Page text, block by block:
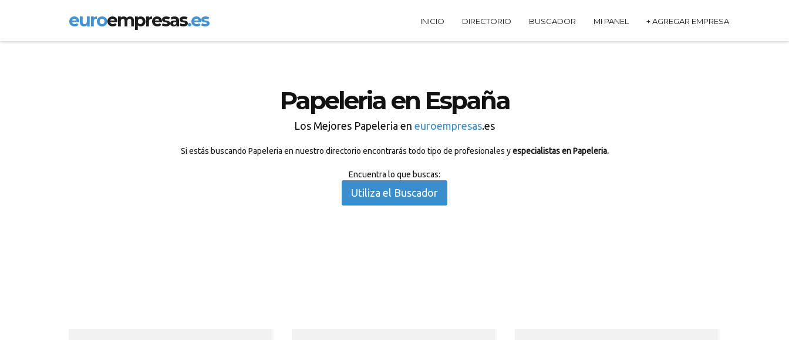
euroempresas.es INICIO DIRECTORIO BUSCADOR MI PANEL + AGREGAR EMPRESA
Papeleria en España
Los Mejores Papeleria en euroempresas.es
Si estás buscando Papeleria en nuestro directorio encontrarás todo tipo de profesionales yespecialistas en Papeleria.
Encuentra lo que buscas:
Utiliza el Buscador